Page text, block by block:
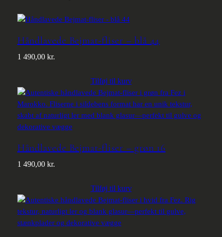
Håndlavede Bejmat-fliser – blå 44
1 490,00 kr.
Tilføj til kurv
Håndlavede Bejmat-fliser – grøn 16
1 490,00 kr.
Tilføj til kurv